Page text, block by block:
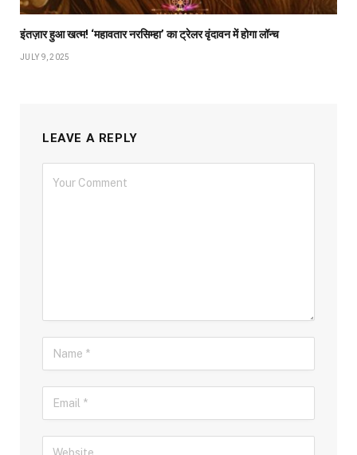
इंतज़ार हुआ खत्म! ‘महावतार नरसिम्हा’ का ट्रेलर वृंदावन में होगा लॉन्च
JULY 9, 2025
LEAVE A REPLY